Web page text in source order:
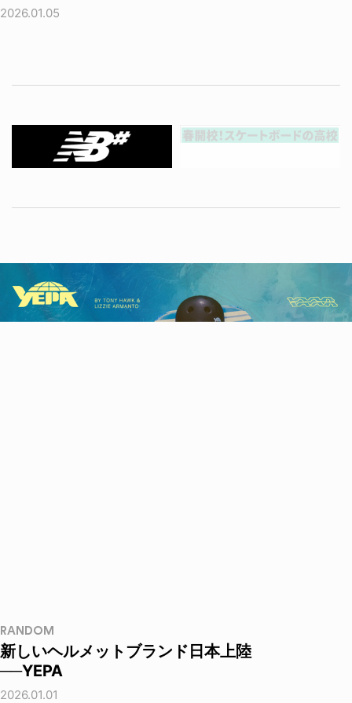
2026.01.05
RANDOM
新しいヘルメットブランド日本上陸
──YEPA
2026.01.01